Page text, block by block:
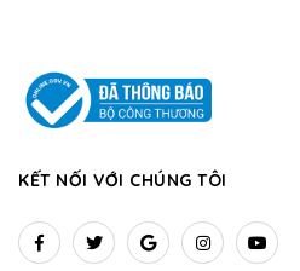
KẾT NỐI VỚI CHÚNG TÔI